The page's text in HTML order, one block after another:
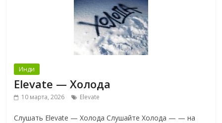
Инди
Elevate — Холода
10 марта, 2026 Elevate
Слушать Elevate — Холода Слушайте Холода — — на